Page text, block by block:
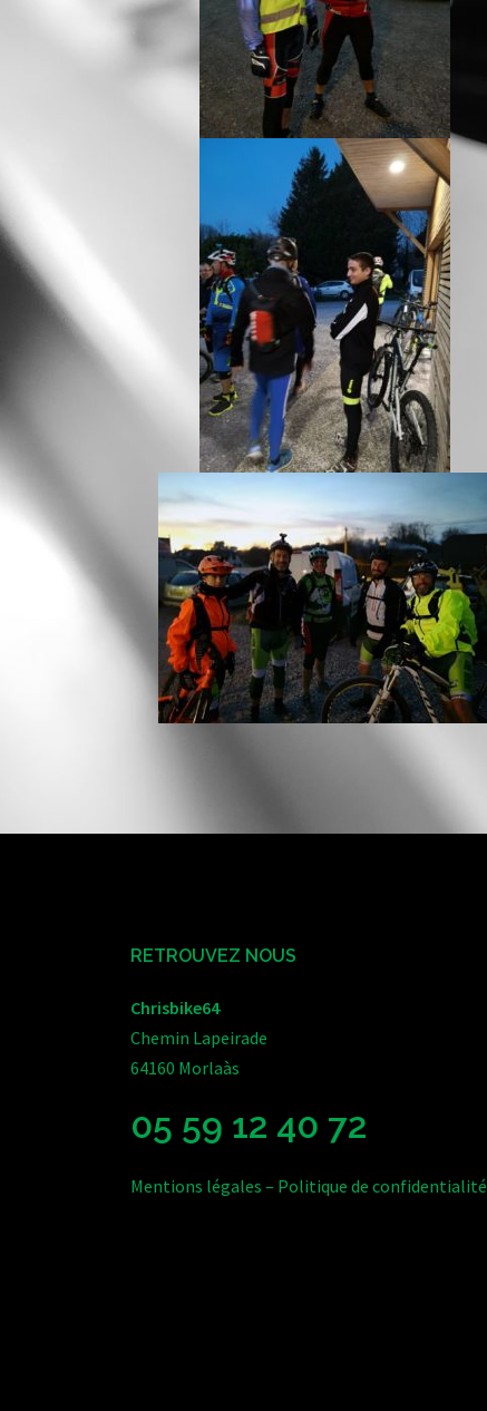
RETROUVEZ NOUS
Chrisbike64
Chemin Lapeirade
64160 Morlaàs
05 59 12 40 72
Mentions légales – Politique de confidentialité